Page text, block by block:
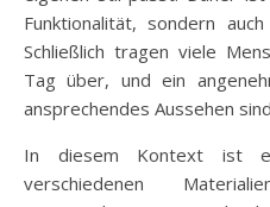
Funktionalität, sondern
Schließlich tragen viele
Tag über, und ein
ansprechendes Aussehen
In diesem Kontext ist
verschiedenen